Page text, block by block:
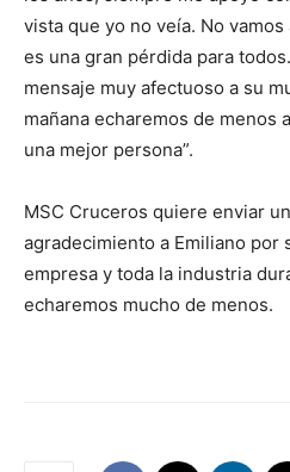
vista que yo no veía. No
es una gran pérdida para
mensaje muy afectuoso a su
mañana echaremos de menos
una mejor persona”.
MSC Cruceros quiere enviar
agradecimiento a Emiliano por
empresa y toda la industria
echaremos mucho de menos.